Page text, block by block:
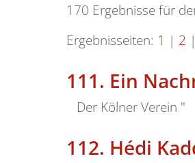
170 Ergebnisse für
Ergebnisseiten: 1 | 2 |
111. Ein
Der Kölner Verein "
112. Hédi